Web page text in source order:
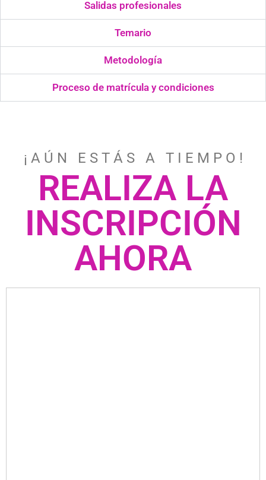
Salidas profesionales
Temario
Metodología
Proceso de matrícula y condiciones
¡ A Ú N E S T Á S A T I E M P O !
REALIZA LA
INSCRIPCIÓN
AHORA